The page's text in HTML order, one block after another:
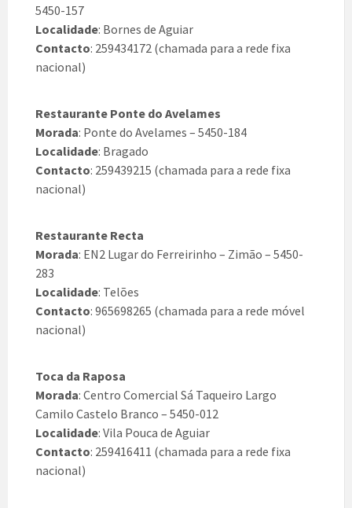
5450-157
Localidade: Bornes de Aguiar
Contacto: 259434172 (chamada para a rede fixa
nacional)
Restaurante Ponte do Avelames
Morada: Ponte do Avelames – 5450-184
Localidade: Bragado
Contacto: 259439215 (chamada para a rede fixa
nacional)
Restaurante Recta
Morada: EN2 Lugar do Ferreirinho – Zimão – 5450-
283
Localidade: Telões
Contacto: 965698265 (chamada para a rede móvel
nacional)
Toca da Raposa
Morada: Centro Comercial Sá Taqueiro Largo
Camilo Castelo Branco – 5450-012
Localidade: Vila Pouca de Aguiar
Contacto: 259416411 (chamada para a rede fixa
nacional)